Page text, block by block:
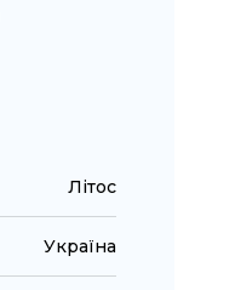
Літос
Україна